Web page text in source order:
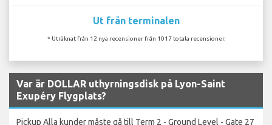
Ut från terminalen
* Uträknat från 12 nya recensioner från 1017 totala recensioner.
Var är DOLLAR uthyrningsdisk på Lyon-Saint
Exupéry Flygplats?
Pickup Alla kunder måste gå till Term 2 - Ground Level - Gate 27